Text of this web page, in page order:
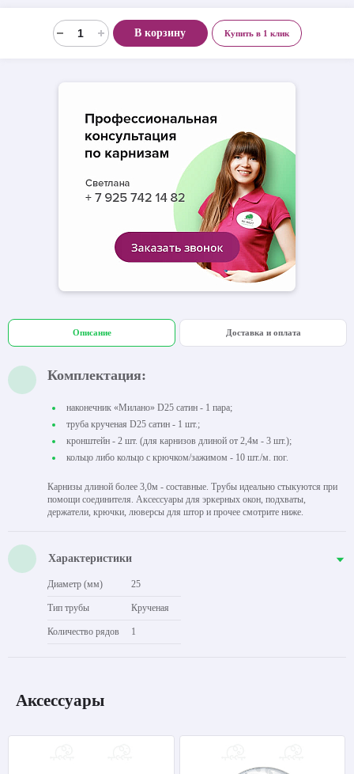
В корзину Купить в 1 клик
Описание Доставка и оплата
Комплектация:
наконечник «Милано» D25 сатин - 1 пара;
труба крученая D25 сатин - 1 шт.;
кронштейн - 2 шт. (для карнизов длиной от 2,4м - 3 шт.);
кольцо либо кольцо с крючком/зажимом - 10 шт./м. пог.
Карнизы длиной более 3,0м - составные. Трубы идеально стыкуются при
помощи соединителя. Аксессуары для эркерных окон, подхваты,
держатели, крючки, люверсы для штор и прочее смотрите ниже.
Характеристики
Диаметр (мм) 25
Тип трубы Крученая
Количество рядов 1
Аксессуары